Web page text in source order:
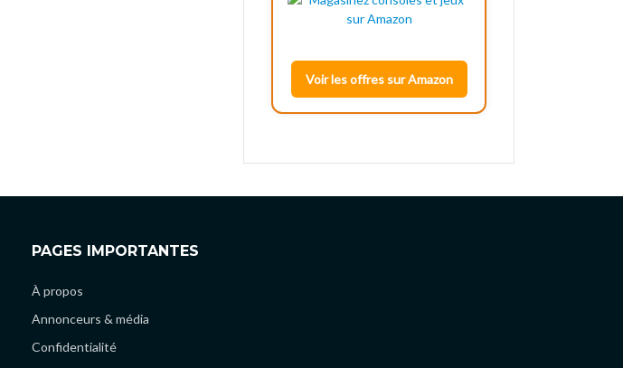
Voir les offres sur Amazon
PAGES IMPORTANTES
À propos
Annonceurs & média
Confidentialité